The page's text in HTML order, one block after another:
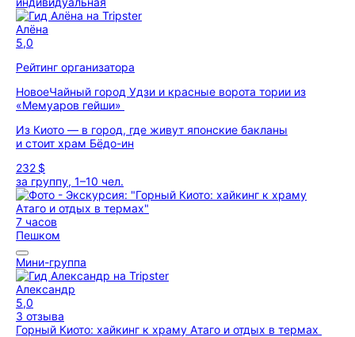
Алёна
5,0
Рейтинг организатора
НовоеЧайный город Удзи и красные ворота тории из
«Мемуаров гейши»
Из Киото — в город, где живут японские бакланы
и стоит храм Бёдо-ин
232 $
за группу, 1–10 чел.
7 часов
Пешком
Мини-группа
Александр
5,0
3 отзыва
Горный Киото: хайкинг к храму Атаго и отдых в термах